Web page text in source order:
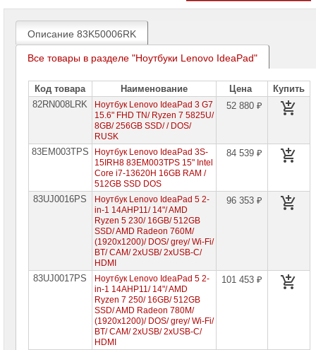
MSI
Ноутбуки
Acer
Ноутбуки
Asus
Ноутбуки
Ноутбуки
Huawei
Lenovo
Lenovo
Описание 83K50006RK
Все товары в разделе "Ноутбуки Lenovo IdeaPad"
Код товара Наименование Цена
Купить
82RN008LRK
Ноутбук Lenovo IdeaPad 3 G7
15.6" FHD TN/ Ryzen 7 5825U/
8GB/ 256GB SSD/ / DOS/
RUSK
52 880 ₽
83EM003TPS
Ноутбук Lenovo IdeaPad 3S-
15IRH8 83EM003TPS 15" Intel
Core i7-13620H 16GB RAM /
512GB SSD DOS
84 539 ₽
83UJ0016PS
Ноутбук Lenovo IdeaPad 5 2-
in-1 14AHP11/ 14"/ AMD
Ryzen 5 230/ 16GB/ 512GB
SSD/ AMD Radeon 760M/
(1920x1200)/ DOS/ grey/ Wi-Fi/
BT/ CAM/ 2xUSB/ 2xUSB-C/
HDMI
96 353 ₽
83UJ0017PS
Ноутбук Lenovo IdeaPad 5 2-
in-1 14AHP11/ 14"/ AMD
Ryzen 7 250/ 16GB/ 512GB
SSD/ AMD Radeon 780M/
(1920x1200)/ DOS/ grey/ Wi-Fi/
BT/ CAM/ 2xUSB/ 2xUSB-C/
HDMI
101 453 ₽